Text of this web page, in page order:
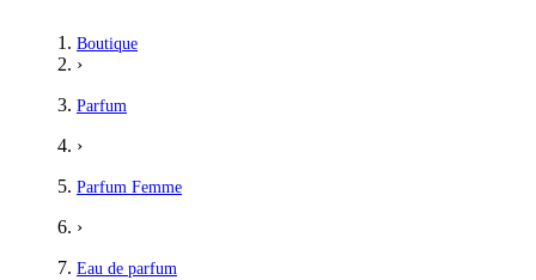
Estelle
Boutique
›
Parfum
›
Parfum Femme
›
Eau de parfum